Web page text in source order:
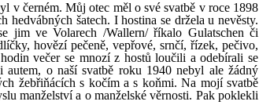
v černém. Můj otec měl o své svatbě v roce 1898
šatech. I hostina se držela u nevěsty.
jim ve Volarech /Wallern/ říkalo Gulatschen či
hovězí pečeně, vepřové, srnčí, řízek, pečivo,
večer se mnozí z hostů loučili a odebírali se
o naší svatbě roku 1940 nebyl ale žádný
žebřiňácích s kočím a s koňmi. Na mojí svatbě
manželství a o manželské věrnosti. Pak poklekli